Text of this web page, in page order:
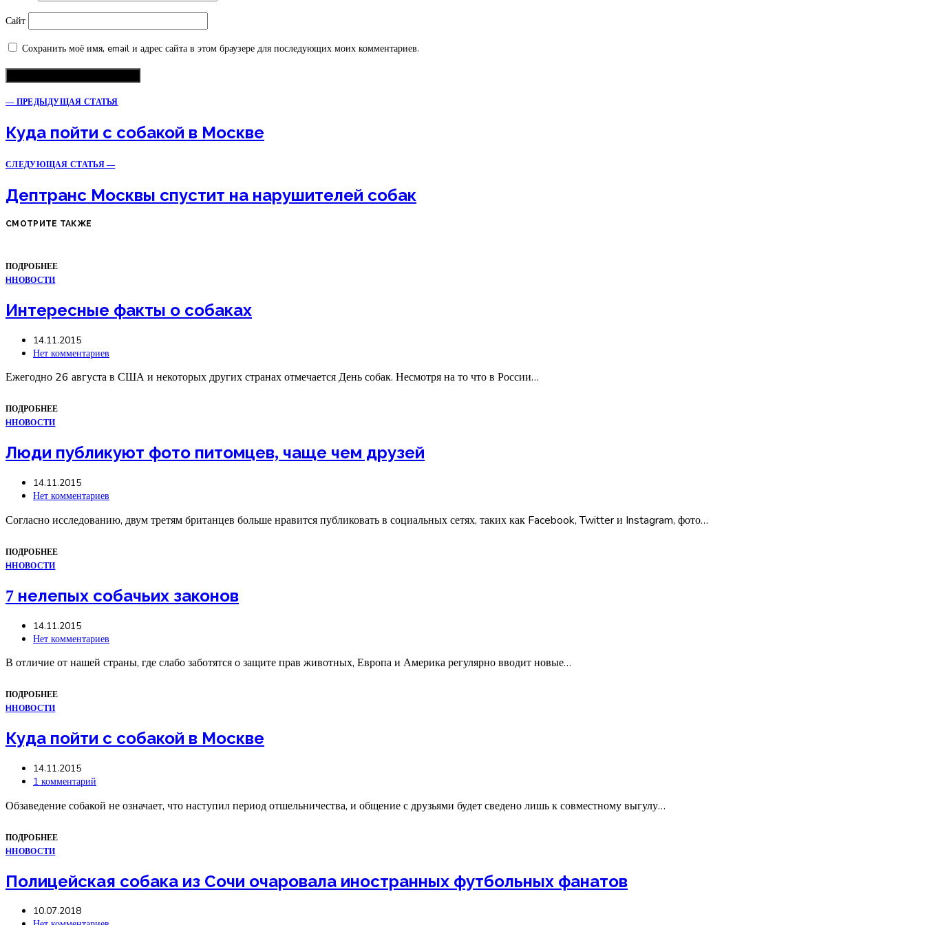
Сайт
Сохранить моё имя, email и адрес сайта в этом браузере для последующих моих комментариев.
— ПРЕДЫДУЩАЯ СТАТЬЯ
Куда пойти с собакой в Москве
СЛЕДУЮЩАЯ СТАТЬЯ —
Дептранс Москвы спустит на нарушителей собак
СМОТРИТЕ ТАКЖЕ
ПОДРОБНЕЕ
ННОВОСТИ
Интересные факты о собаках
14.11.2015
Нет комментариев
Ежегодно 26 августа в США и некоторых других странах отмечается День собак. Несмотря на то что в России…
ПОДРОБНЕЕ
ННОВОСТИ
Люди публикуют фото питомцев, чаще чем друзей
14.11.2015
Нет комментариев
Согласно исследованию, двум третям британцев больше нравится публиковать в социальных сетях, таких как Facebook, Twitter и Instagram, фото…
ПОДРОБНЕЕ
ННОВОСТИ
7 нелепых собачьих законов
14.11.2015
Нет комментариев
В отличие от нашей страны, где слабо заботятся о защите прав животных, Европа и Америка регулярно вводит новые…
ПОДРОБНЕЕ
ННОВОСТИ
Куда пойти с собакой в Москве
14.11.2015
1 комментарий
Обзаведение собакой не означает, что наступил период отшельничества, и общение с друзьями будет сведено лишь к совместному выгулу…
ПОДРОБНЕЕ
ННОВОСТИ
Полицейская собака из Сочи очаровала иностранных футбольных фанатов
10.07.2018